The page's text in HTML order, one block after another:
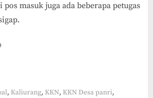
masuk juga ada beberapa petugas
,Kaliurang,KKN,KKN Desa panri,